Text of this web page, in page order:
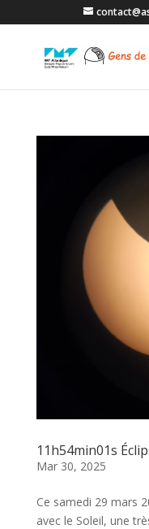
11h54min01s
Mar 30, 2025
Ce samedi 29 mars
avec le Soleil, une